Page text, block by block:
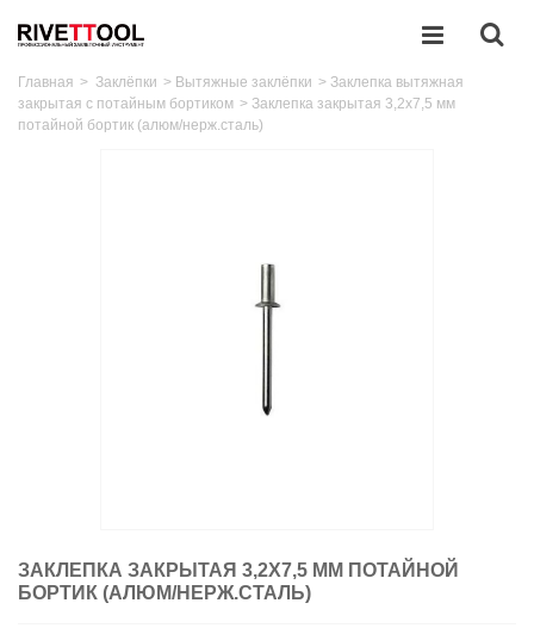
Главная > Заклёпки > Вытяжные заклёпки > Заклепка вытяжная
закрытая с потайным бортиком > Заклепка закрытая 3,2x7,5 мм
потайной бортик (алюм/нерж.сталь)
ЗАКЛЕПКА ЗАКРЫТАЯ 3,2X7,5 ММ ПОТАЙНОЙ
БОРТИК (АЛЮМ/НЕРЖ.СТАЛЬ)